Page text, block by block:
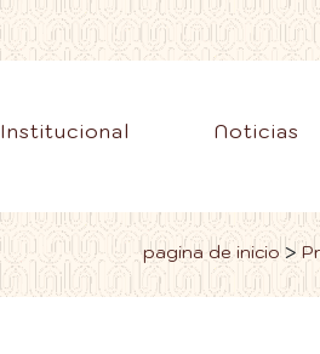
Institucional Noticias
pagina de inicio>